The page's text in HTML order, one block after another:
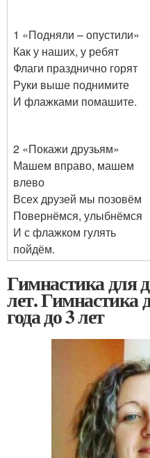
1 «Подняли – опустили»
Как у наших, у ребят
Флаги празднично горят
Руки выше поднимите
И флажками помашите.
2 «Покажи друзьям»
Машем вправо, машем
влево
Всех друзей мы позовём
Повернёмся, улыбнёмся
И с флажком гулять
пойдём.
Гимнастика для
лет. Гимнастика
года до 3 лет